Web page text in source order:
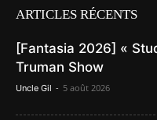
ARTICLES RÉCENTS
[Fantasia 2026] «
Truman Show
Uncle Gil - 5 août 2026